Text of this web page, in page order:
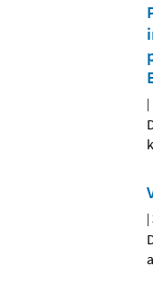
|
|